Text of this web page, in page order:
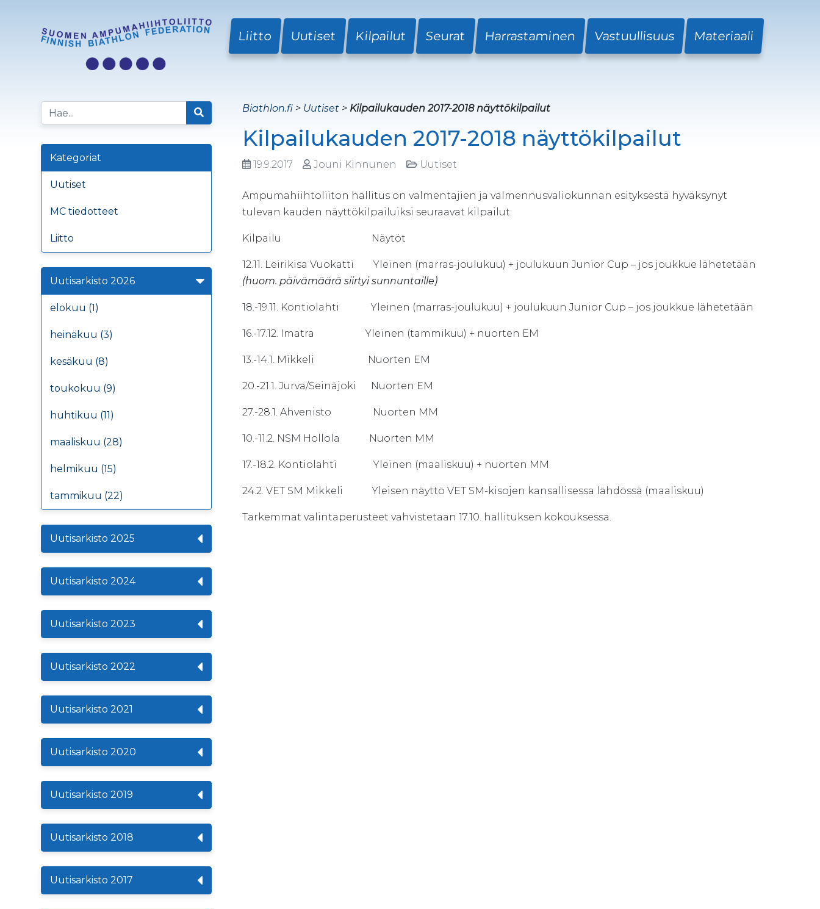
Liitto Uutiset Kilpailut Seurat Harrastaminen Vastuullisuus Materiaali
Kategoriat
Uutiset
MC tiedotteet
Liitto
Uutisarkisto 2026
elokuu (1)
heinäkuu (3)
kesäkuu (8)
toukokuu (9)
huhtikuu (11)
maaliskuu (28)
helmikuu (15)
tammikuu (22)
Uutisarkisto 2025
Uutisarkisto 2024
Uutisarkisto 2023
Uutisarkisto 2022
Uutisarkisto 2021
Uutisarkisto 2020
Uutisarkisto 2019
Uutisarkisto 2018
Uutisarkisto 2017
Biathlon.fi > Uutiset > Kilpailukauden 2017-2018 näyttökilpailut
Kilpailukauden 2017-2018 näyttökilpailut
19.9.2017 Jouni Kinnunen Uutiset
Ampumahiihtoliiton hallitus on valmentajien ja valmennusvaliokunnan esityksestä hyväksynyt
tulevan kauden näyttökilpailuiksi seuraavat kilpailut:
Kilpailu Näytöt
12.11. Leirikisa Vuokatti Yleinen (marras-joulukuu) + joulukuun Junior Cup – jos joukkue lähetetään
(huom. päivämäärä siirtyi sunnuntaille)
18.-19.11. Kontiolahti Yleinen (marras-joulukuu) + joulukuun Junior Cup – jos joukkue lähetetään
16.-17.12. Imatra Yleinen (tammikuu) + nuorten EM
13.-14.1. Mikkeli Nuorten EM
20.-21.1. Jurva/Seinäjoki Nuorten EM
27.-28.1. Ahvenisto Nuorten MM
10.-11.2. NSM Hollola Nuorten MM
17.-18.2. Kontiolahti Yleinen (maaliskuu) + nuorten MM
24.2. VET SM Mikkeli Yleisen näyttö VET SM-kisojen kansallisessa lähdössä (maaliskuu)
Tarkemmat valintaperusteet vahvistetaan 17.10. hallituksen kokouksessa.